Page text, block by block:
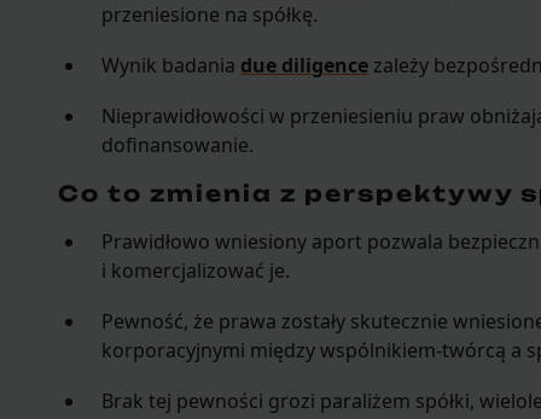
przeniesione na spółkę.
Wynik badania due diligence zależy
Nieprawidłowości w przeniesieniu praw
dofinansowanie.
Co to zmienia z perspektywy
Prawidłowo wniesiony aport pozwala
i komercjalizować je.
Pewność, że prawa zostały skutecznie
korporacyjnymi między wspólnikiem-twórcą a
Brak tej pewności grozi paraliżem spółki,